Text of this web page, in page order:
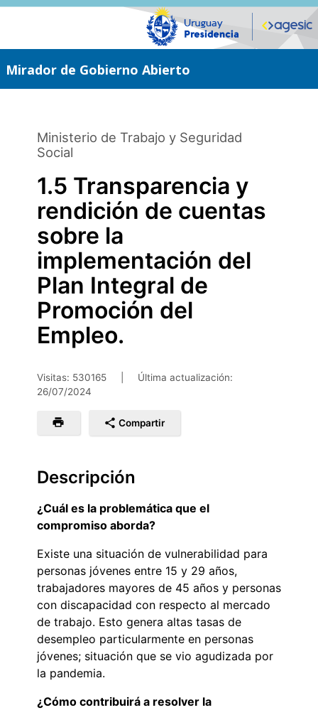
Saltar
Mirador de Gobierno Abierto
Ministerio de Trabajo y Seguridad
Social
1.5 Transparencia y
rendición de cuentas
sobre la
implementación del
Plan Integral de
Promoción del
Empleo.
Visitas: 530165
Última actualización:
26/07/2024
Compartir
Descripción
¿Cuál es la problemática que el
compromiso aborda?
Existe una situación de vulnerabilidad para
personas jóvenes entre 15 y 29 años,
trabajadores mayores de 45 años y personas
con discapacidad con respecto al mercado
de trabajo. Esto genera altas tasas de
desempleo particularmente en personas
jóvenes; situación que se vio agudizada por
la pandemia.
¿Cómo contribuirá a resolver la